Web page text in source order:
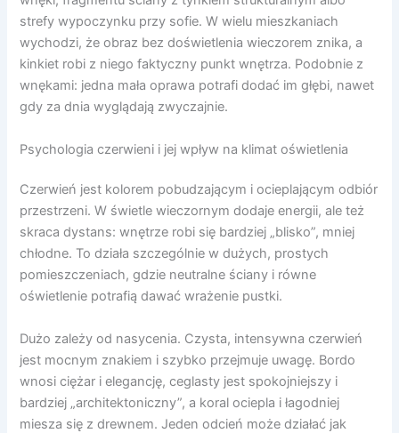
strefy wypoczynku przy sofie. W wielu mieszkaniach
wychodzi, że obraz bez doświetlenia wieczorem znika, a
kinkiet robi z niego faktyczny punkt wnętrza. Podobnie z
wnękami: jedna mała oprawa potrafi dodać im głębi, nawet
gdy za dnia wyglądają zwyczajnie.
Psychologia czerwieni i jej wpływ na klimat oświetlenia
Czerwień jest kolorem pobudzającym i ocieplającym odbiór
przestrzeni. W świetle wieczornym dodaje energii, ale też
skraca dystans: wnętrze robi się bardziej „blisko”, mniej
chłodne. To działa szczególnie w dużych, prostych
pomieszczeniach, gdzie neutralne ściany i równe
oświetlenie potrafią dawać wrażenie pustki.
Dużo zależy od nasycenia. Czysta, intensywna czerwień
jest mocnym znakiem i szybko przejmuje uwagę. Bordo
wnosi ciężar i elegancję, ceglasty jest spokojniejszy i
bardziej „architektoniczny”, a koral ociepla i łagodniej
miesza się z drewnem. Jeden odcień może działać jak